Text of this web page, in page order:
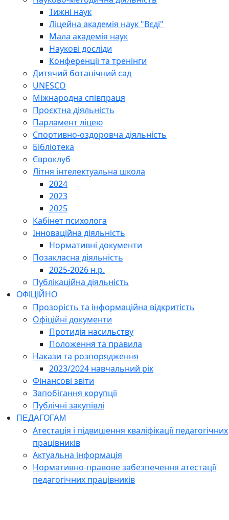
Тижні наук
Ліцейна академія наук "Вєді"
Мала академія наук
Наукові досліди
Конференції та тренінги
Дитячий ботанічний сад
UNESCO
Міжнародна співпраця
Проєктна діяльність
Парламент ліцею
Спортивно-оздоровча діяльність
Бібліотека
Євроклуб
Літня інтелектуальна школа
2024
2023
2025
Кабінет психолога
Інноваційна діяльність
Нормативні документи
Позакласна діяльність
2025-2026 н.р.
Публікаційна діяльність
ОФІЦІЙНО
Прозорість та інформаційна відкритість
Офіційні документи
Протидія насильству
Положення та правила
Накази та розпорядження
2023/2024 навчальний рік
Фінансові звіти
Запобігання корупції
Публічні закупівлі
ПЕДАГОГАМ
Атестація і підвишення кваліфікації педагогічних
працівників
Актуальна інформація
Нормативно-правове забезпечення атестації
педагогічних працівників